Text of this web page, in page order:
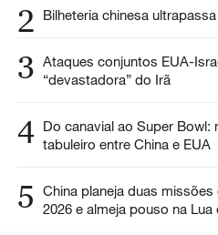
2 Bilheteria chinesa
3 Ataques conjuntos EUA-
“devastadora” do Irã
4 Do canavial ao Super Bowl:
tabuleiro entre China e EUA
5
China planeja duas
2026 e almeja pouso na Lua